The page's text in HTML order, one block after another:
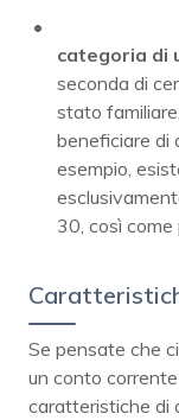
categoria di
seconda di
stato
beneficiare di
esempio,
30, così
Se pensate che
un conto
caratteristiche di